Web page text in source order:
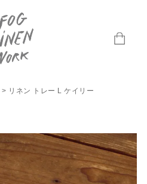
リネン トレー L ケイリー